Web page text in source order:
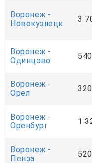
Воронеж -
Новокузнецк
3
Воронеж -
Одинцово
Воронеж -
Орел
Воронеж -
Оренбург
1
Воронеж -
Пенза